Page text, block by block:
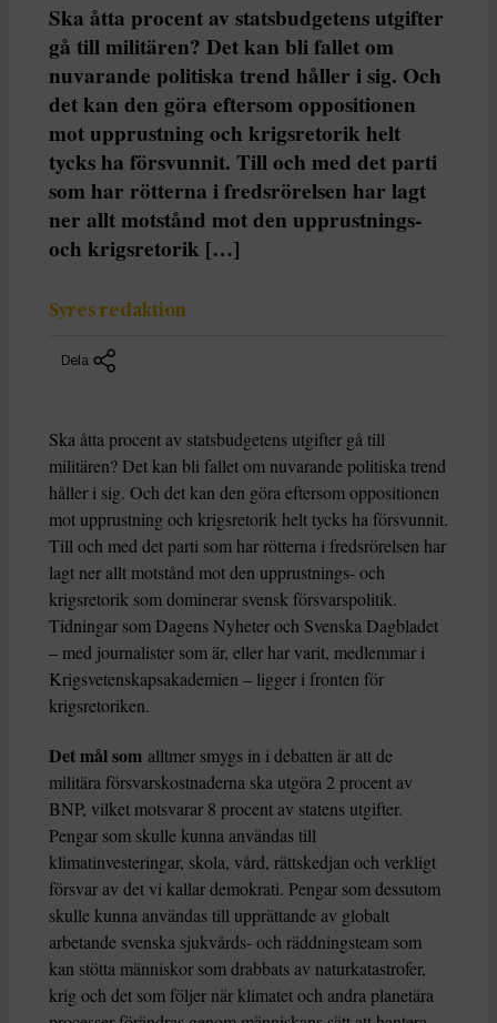
Ska åtta procent av statsbudgetens utgifter
gå till militären? Det kan bli fallet om
nuvarande politiska trend håller i sig. Och
det kan den göra eftersom oppositionen
mot upprustning och krigsretorik helt
tycks ha försvunnit. Till och med det parti
som har rötterna i fredsrörelsen har lagt
ner allt motstånd mot den upprustnings-
och krigsretorik […]
Syres redaktion
Dela
Ska åtta procent av statsbudgetens utgifter gå till
militären? Det kan bli fallet om nuvarande politiska trend
håller i sig. Och det kan den göra eftersom oppositionen
mot upprustning och krigsretorik helt tycks ha försvunnit.
Till och med det parti som har rötterna i fredsrörelsen har
lagt ner allt motstånd mot den upprustnings- och
krigsretorik som dominerar svensk försvarspolitik.
Tidningar som Dagens Nyheter och Svenska Dagbladet
– med journalister som är, eller har varit, medlemmar i
Krigsvetenskapsakademien – ligger i fronten för
krigsretoriken.
Det mål som alltmer smygs in i debatten är att de
militära försvarskostnaderna ska utgöra 2 procent av
BNP, vilket motsvarar 8 procent av statens utgifter.
Pengar som skulle kunna användas till
klimatinvesteringar, skola, vård, rättskedjan och verkligt
försvar av det vi kallar demokrati. Pengar som dessutom
skulle kunna användas till upprättande av globalt
arbetande svenska sjukvårds- och räddningsteam som
kan stötta människor som drabbats av naturkatastrofer,
krig och det som följer när klimatet och andra planetära